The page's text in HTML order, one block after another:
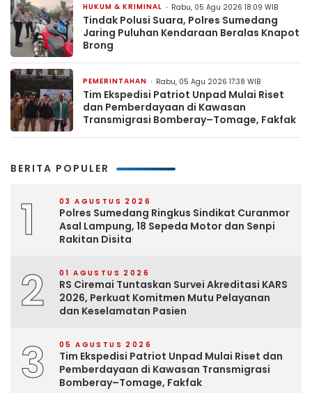
HUKUM & KRIMINAL Rabu, 05 Agu 2026 18:09 WIB
Tindak Polusi Suara, Polres Sumedang
Jaring Puluhan Kendaraan Beralas Knapot
Brong
PEMERINTAHAN Rabu, 05 Agu 2026 17:38 WIB
Tim Ekspedisi Patriot Unpad Mulai Riset
dan Pemberdayaan di Kawasan
Transmigrasi Bomberay–Tomage, Fakfak
BERITA POPULER
1 03 AGUSTUS 2026
Polres Sumedang Ringkus Sindikat Curanmor
Asal Lampung, 18 Sepeda Motor dan Senpi
Rakitan Disita
2 01 AGUSTUS 2026
RS Ciremai Tuntaskan Survei Akreditasi KARS
2026, Perkuat Komitmen Mutu Pelayanan
dan Keselamatan Pasien
3 05 AGUSTUS 2026
Tim Ekspedisi Patriot Unpad Mulai Riset dan
Pemberdayaan di Kawasan Transmigrasi
Bomberay–Tomage, Fakfak